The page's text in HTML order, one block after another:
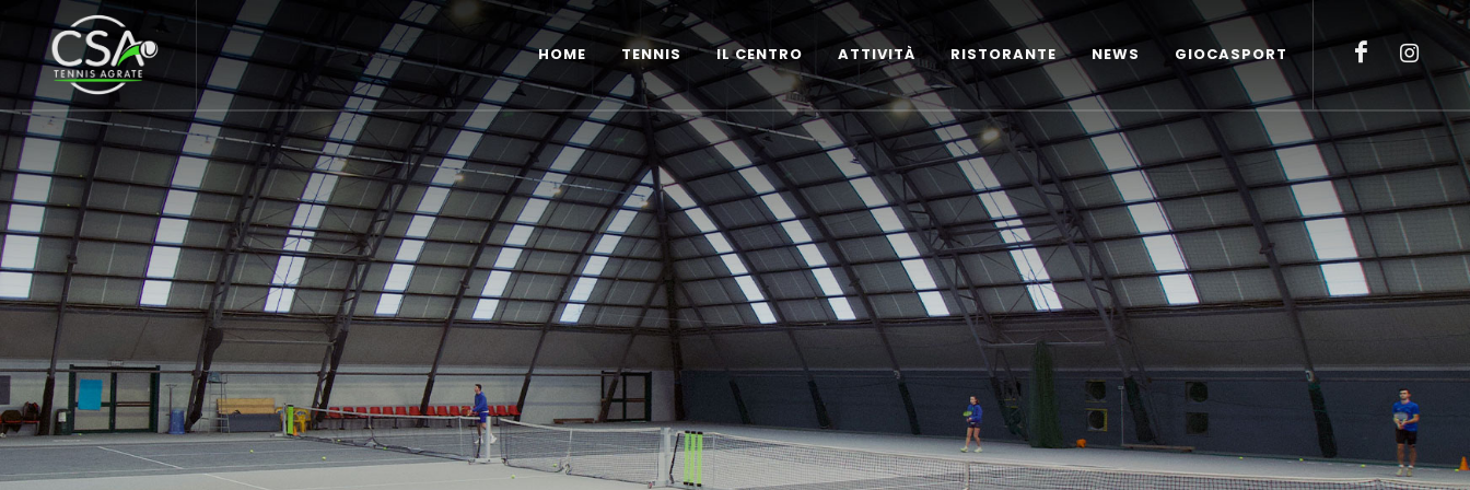
HOME TENNIS IL CENTRO ATTIVITÀ RISTORANTE NEWS GIOCASPORT